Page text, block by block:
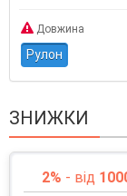
Довжина
Рулон
ЗНИЖКИ
2% - від